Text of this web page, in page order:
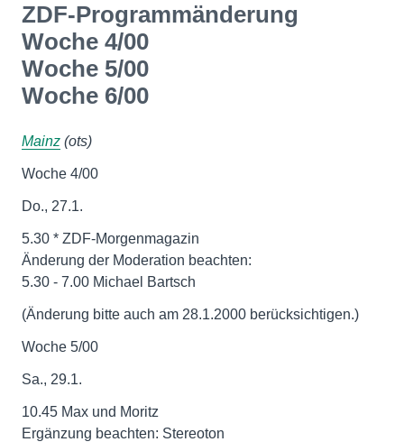
ZDF-Programmänderung
Woche 4/00
Woche 5/00
Woche 6/00
Mainz (ots)
Woche 4/00
Do., 27.1.
5.30 * ZDF-Morgenmagazin
Änderung der Moderation beachten:
5.30 - 7.00 Michael Bartsch
(Änderung bitte auch am 28.1.2000 berücksichtigen.)
Woche 5/00
Sa., 29.1.
10.45 Max und Moritz
Ergänzung beachten: Stereoton